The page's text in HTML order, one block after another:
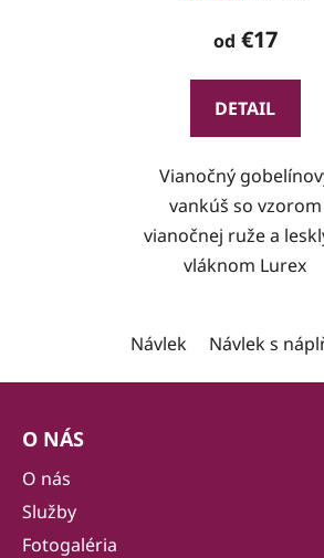
od €17
DETAIL
Vianočný
vankúš so vzorom
vianočnej ruže a
vláknom Lurex
Návlek Návlek s
Z
O NÁS
O nás
Služby
Fotogaléria